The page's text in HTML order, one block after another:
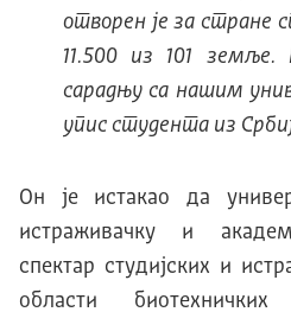
отворен је за стране
11.500 из 101
сарадњу са нашим
упис студента из
Он је истакао да
истраживачку и
спектар студијских и
области